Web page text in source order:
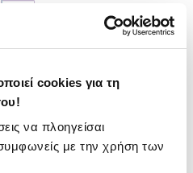
cookies για τη
να πλοηγείσαι
με την χρήση των
της ασφαλιστικής σε